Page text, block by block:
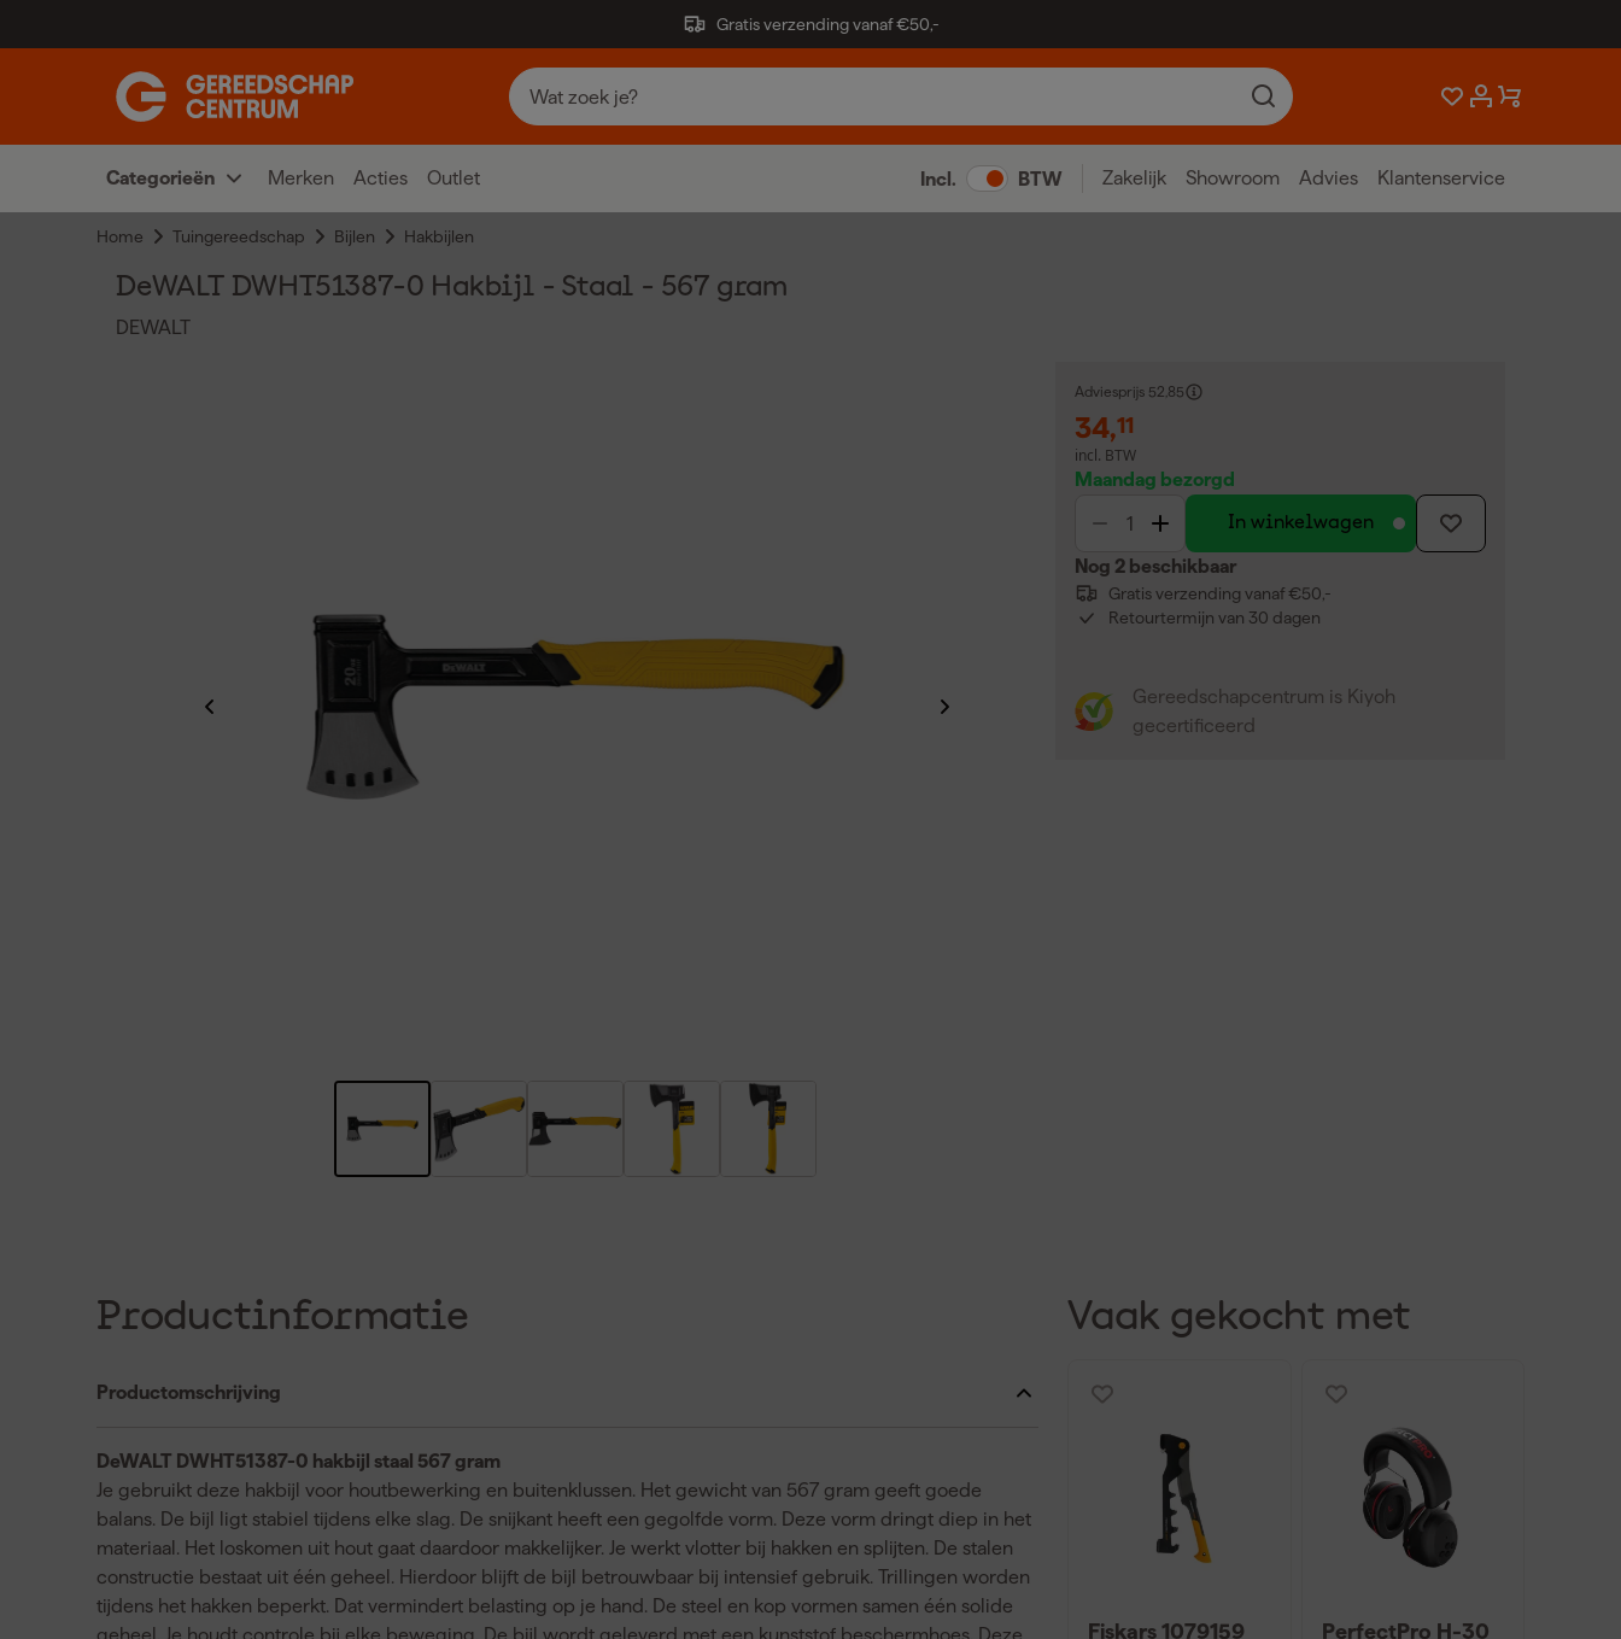
Gratis verzending vanaf €50,-
Categorieën Merken Acties Outlet Incl. BTW Zakelijk Showroom Advies Klantenservice
Home Tuingereedschap Bijlen Hakbijlen
DeWALT DWHT51387-0 Hakbijl - Staal - 567 gram
DEWALT
Adviesprijs 52,85
34,11
incl. BTW
Maandag bezorgd
In winkelwagen
Nog 2 beschikbaar
Gratis verzending vanaf €50,-
Retourtermijn van 30 dagen
Gereedschapcentrum is Kiyoh
gecertificeerd
Productinformatie
Productomschrijving
DeWALT DWHT51387-0 hakbijl staal 567 gram
Je gebruikt deze hakbijl voor houtbewerking en buitenklussen. Het gewicht van 567 gram geeft goede
balans. De bijl ligt stabiel tijdens elke slag. De snijkant heeft een gegolfde vorm. Deze vorm dringt diep in het
materiaal. Het loskomen uit hout gaat daardoor makkelijker. Je werkt vlotter bij hakken en splijten. De stalen
constructie bestaat uit één geheel. Hierdoor blijft de bijl betrouwbaar bij intensief gebruik. Trillingen worden
tijdens het hakken beperkt. Dat vermindert belasting op je hand. De steel en kop vormen samen één solide
geheel. Je houdt controle bij elke beweging. De bijl wordt geleverd met een kunststof beschermhoes. Deze
Vaak gekocht met
Fiskars 1079159
PerfectPro H-30